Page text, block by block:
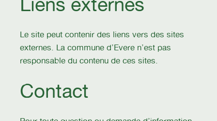
Le site peut contenir des liens vers des sites
externes. La commune d’Evere n’est pas
responsable du contenu de ces sites.
Contact